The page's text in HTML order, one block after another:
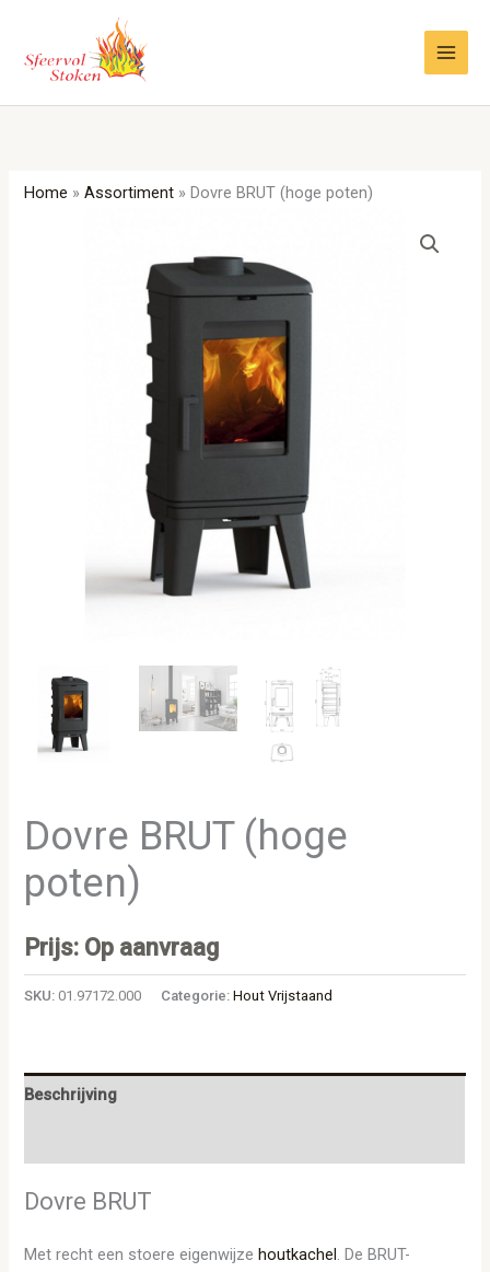
inhoud
Home »Assortiment » Dovre BRUT (hoge poten)
Dovre BRUT (hoge
poten)
Prijs: Op aanvraag
SKU:01.97172.000 Categorie:Hout Vrijstaand
Beschrijving
Dovre BRUT
Met recht een stoere eigenwijzehoutkachel. De BRUT-